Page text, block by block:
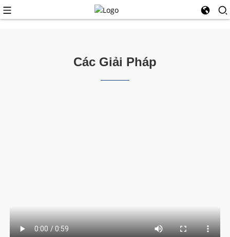
Các Giải Pháp